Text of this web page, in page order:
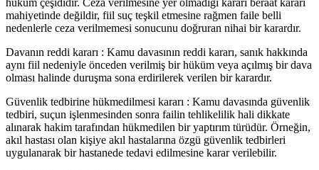
hüküm çeşididir. Ceza verilmesine yer olmadığı kararı beraat kararı
mahiyetinde değildir, fiil suç teşkil etmesine rağmen faile belli
nedenlerle ceza verilmemesi sonucunu doğruran nihai bir karardır.
Davanın reddi kararı : Kamu davasının reddi kararı, sanık hakkında
aynı fiil nedeniyle önceden verilmiş bir hüküm veya açılmış bir dava
olması halinde duruşma sona erdirilerek verilen bir karardır.
Güvenlik tedbirine hükmedilmesi kararı : Kamu davasında güvenlik
tedbiri, suçun işlenmesinden sonra failin tehlikelilik hali dikkate
alınarak hakim tarafından hükmedilen bir yaptırım türüdür. Örneğin,
akıl hastası olan kişiye akıl hastalarına özgü güvenlik tedbirleri
uygulanarak bir hastanede tedavi edilmesine karar verilebilir.